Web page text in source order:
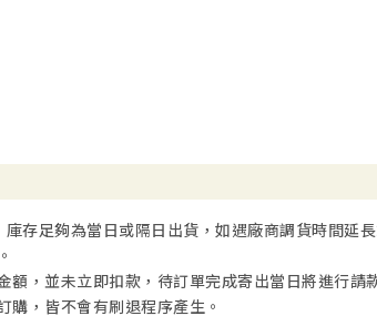
？
存足夠為當日或隔日出貨，如遇廠商調貨時間延
。
額，並未立即扣款，待訂單完成寄出當日將進行請
購，皆不會有刷退程序產生。